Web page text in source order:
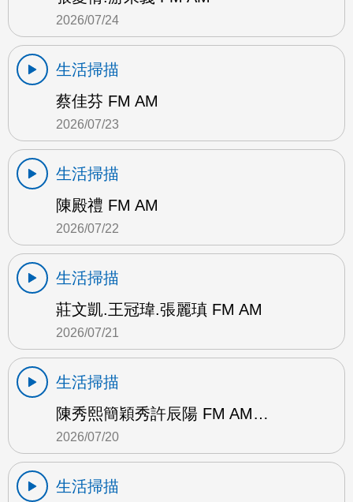
2026/07/24
生活掃描
蔡佳芬 FM AM
2026/07/23
生活掃描
陳殿禮 FM AM
2026/07/22
生活掃描
莊文凱.王冠瑋.張麗瑱 FM AM
2026/07/21
生活掃描
陳秀熙簡穎秀許辰陽 FM AM…
2026/07/20
生活掃描